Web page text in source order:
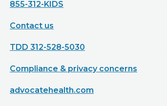
855-312-KIDS
Contact us
TDD 312-528-5030
Compliance & privacy concerns
advocatehealth.com